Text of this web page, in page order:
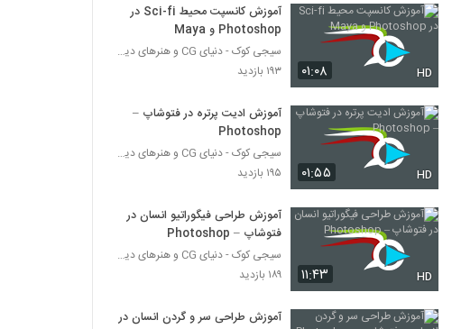
۰۱:۰۸ HD
آموزش کانسپت محیط Sci-fi در
Photoshop و Maya
سیجی کوک - دنیای CG و هنرهای دیجیتال
۱۹۳ بازدید
۰۱:۵۵ HD
آموزش ادیت پرتره در فتوشاپ –
Photoshop
سیجی کوک - دنیای CG و هنرهای دیجیتال
۱۹۵ بازدید
۱۱:۴۳ HD
آموزش طراحی فیگوراتیو انسان در
فتوشاپ – Photoshop
سیجی کوک - دنیای CG و هنرهای دیجیتال
۱۸۹ بازدید
آموزش طراحی سر و گردن انسان در